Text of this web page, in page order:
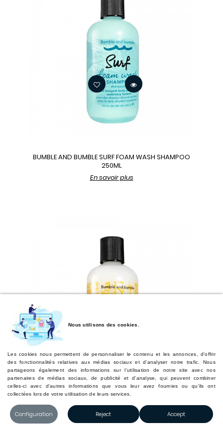
Nous utilisons des cookies.
Les cookies nous permettent de personnaliser le contenu et les annonces, d'offrir
des fonctionnalités relatives aux médias sociaux et d'analyser notre trafic. Nous
partageons également des informations sur l'utilisation de notre site avec nos
partenaires de médias sociaux, de publicité et d'analyse, qui peuvent combiner
celles-ci avec d'autres informations que vous leur avez fournies ou qu'ils ont
collectées lors de votre utilisation de leurs services.
Accept
Reject
Configuration
BUMBLE AND BUMBLE SURF FOAM WASH SHAMPOO
250ML
En savoir plus
En savoir plus